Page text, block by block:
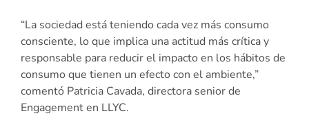
“La sociedad está teniendo cada vez más consumo
consciente, lo que implica una actitud más crítica y
responsable para reducir el impacto en los hábitos de
consumo que tienen un efecto con el ambiente,”
comentó Patricia Cavada, directora senior de
Engagement en LLYC.